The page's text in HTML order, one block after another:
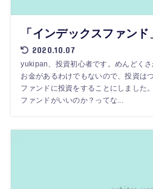
「インデックスファン
2020.10.07
yukipan、投資初心者です。めんどく
お金があるわけでもないので、投資は
ファンドに投資をすることにしました
ファンドがいいのか？ってな...